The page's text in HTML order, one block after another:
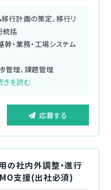
行計画の策定、移行リ
統括
幹・業務・工場システム
管理、課題管理
きを読む
応募する
の社内外調整・進行
支援(出社必須)